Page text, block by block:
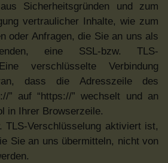
Sicherheitsgründen und zum
vertraulicher Inhalte, wie zum
oder Anfragen, die Sie an uns als
eine SSL-bzw. TLS-
verschlüsselte Verbindung
dass die Adresszeile des
” auf “https://” wechselt und an
in Ihrer Browserzeile.
TLS-Verschlüsselung aktiviert ist,
Sie an uns übermitteln, nicht von